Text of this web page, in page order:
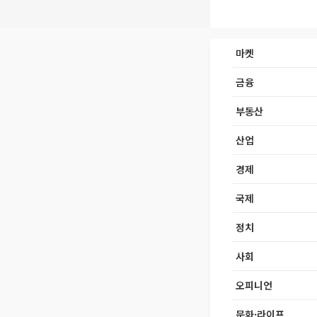
마켓
금융
부동산
산업
경제
국제
정치
사회
오피니언
문화·라이프